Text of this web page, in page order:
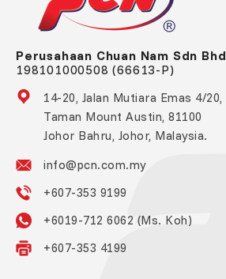
Perusahaan Chuan Nam Sdn Bhd
198101000508 (66613-P)
14-20, Jalan Mutiara Emas 4/20,
Taman Mount Austin, 81100
Johor Bahru, Johor, Malaysia.
info@pcn.com.my
+607-353 9199
+6019-712 6062 (Ms. Koh)
+607-353 4199